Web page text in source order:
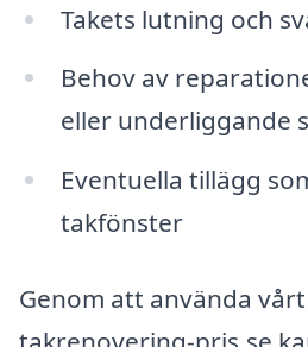
Takets lutning och
Behov av
eller underliggande
Eventuella tillägg
takfönster
Genom att använda